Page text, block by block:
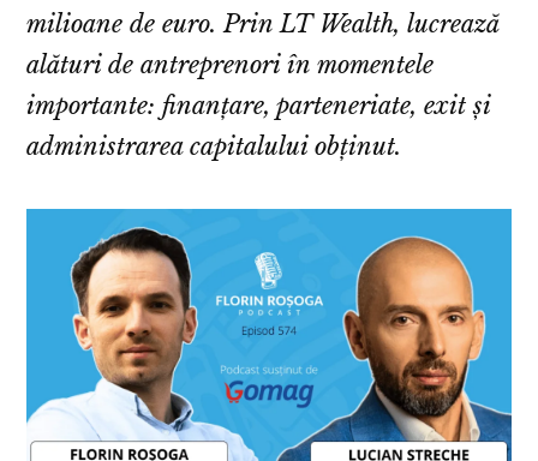
milioane de euro. Prin LT Wealth, lucrează
alături de antreprenori în momentele
importante: finanțare, parteneriate, exit și
administrarea capitalului obținut.